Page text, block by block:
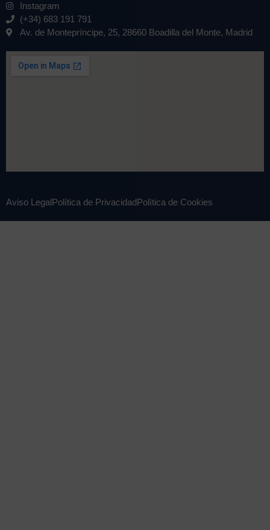
Instagram
(+34) 683 191 791
Av. de Montepríncipe, 25, 28660 Boadilla del Monte, Madrid
Aviso LegalPolítica de PrivacidadPolítica de Cookies